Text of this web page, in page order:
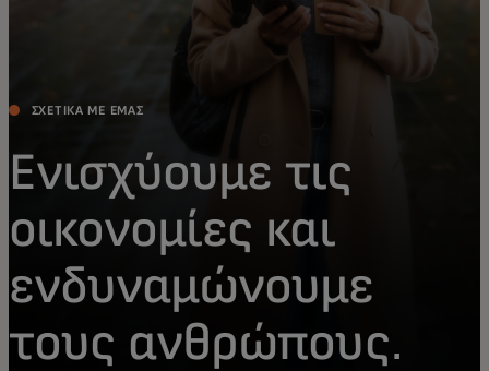
ΣΧΕΤΙΚΑ ΜΕ ΕΜΑΣ
Ενισχύουμε τις
οικονομίες και
ενδυναμώνουμε
τους ανθρώπους.